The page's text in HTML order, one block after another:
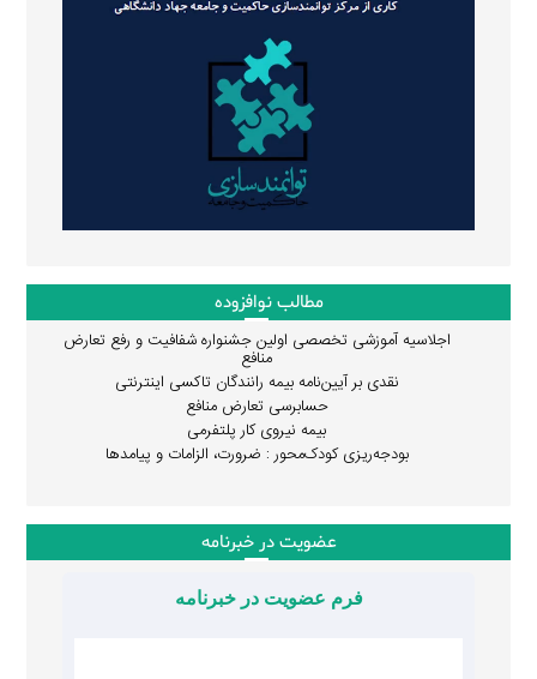
مطالب نوافزوده
اجلاسیه آموزشی تخصصی اولین جشنواره شفافیت و رفع تعارض
منافع
نقدی بر آیین‌نامه بیمه رانندگان تاکسی اینترنتی
حسابرسی تعارض منافع
بیمه نیروی کار پلتفرمی
بودجه‌ریزی کودک‌محور : ضرورت، الزامات و پیامدها
عضویت در خبرنامه
فرم عضویت در خبرنامه